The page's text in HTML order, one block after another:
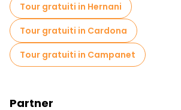
Tour gratuiti in Hernani
Tour gratuiti in Cardona
Tour gratuiti in Campanet
Partner